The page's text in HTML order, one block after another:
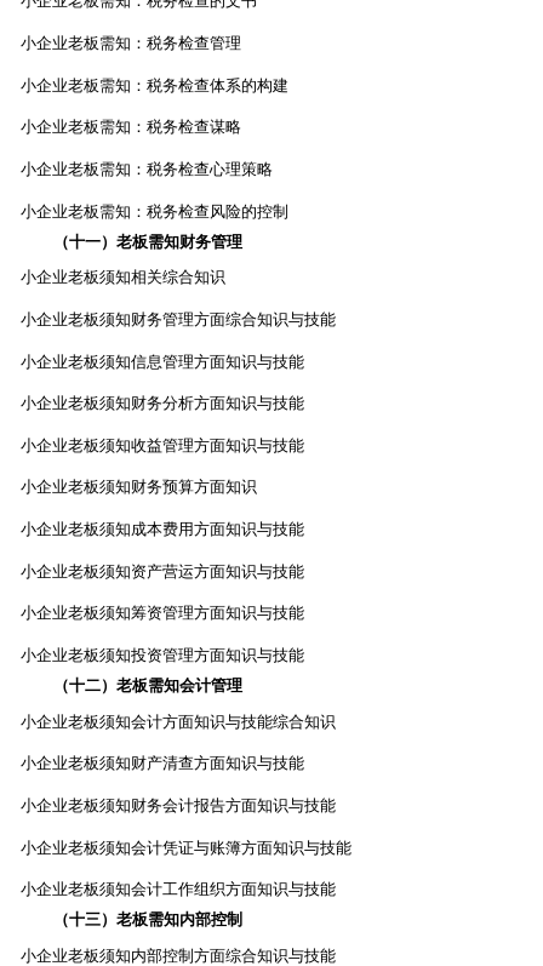
小企业老板需知：税务检查管理
小企业老板需知：税务检查体系的构建
小企业老板需知：税务检查谋略
小企业老板需知：税务检查心理策略
小企业老板需知：税务检查风险的控制
（十一）老板需知财务管理
小企业老板须知相关综合知识
小企业老板须知财务管理方面综合知识与技能
小企业老板须知信息管理方面知识与技能
小企业老板须知财务分析方面知识与技能
小企业老板须知收益管理方面知识与技能
小企业老板须知财务预算方面知识
小企业老板须知成本费用方面知识与技能
小企业老板须知资产营运方面知识与技能
小企业老板须知筹资管理方面知识与技能
小企业老板须知投资管理方面知识与技能
（十二）老板需知会计管理
小企业老板须知会计方面知识与技能综合知识
小企业老板须知财产清查方面知识与技能
小企业老板须知财务会计报告方面知识与技能
小企业老板须知会计凭证与账簿方面知识与技能
小企业老板须知会计工作组织方面知识与技能
（十三）老板需知内部控制
小企业老板须知内部控制方面综合知识与技能